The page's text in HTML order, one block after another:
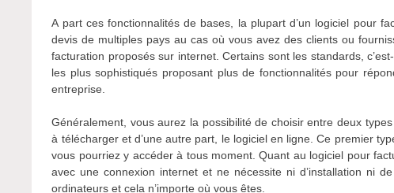
A part ces fonctionnalités de bases, la plupart d’un logiciel pour
devis de multiples pays au cas où vous avez des clients ou
facturation proposés sur internet. Certains sont les standards,
les plus sophistiqués proposant plus de fonctionnalités pour
entreprise.
Généralement, vous aurez la possibilité de choisir entre deux
à télécharger et d’une autre part, le logiciel en ligne. Ce premier
vous pourriez y accéder à tous moment. Quant au logiciel pour
avec une connexion internet et ne nécessite ni d’installation ni
ordinateurs et cela n’importe où vous êtes.